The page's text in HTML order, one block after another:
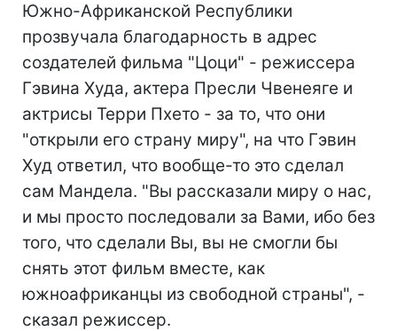
Южно-Африканской Республики
прозвучала благодарность в адрес
создателей фильма "Цоци" - режиссера
Гэвина Худа, актера Пресли Чвенеяге и
актрисы Терри Пхето - за то, что они
"открыли его страну миру", на что Гэвин
Худ ответил, что вообще-то это сделал
сам Мандела. "Вы рассказали миру о нас,
и мы просто последовали за Вами, ибо без
того, что сделали Вы, вы не смогли бы
снять этот фильм вместе, как
южноафриканцы из свободной страны", -
сказал режиссер.